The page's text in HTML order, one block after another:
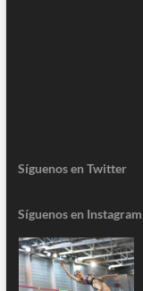
Síguenos en Twitter
Síguenos en Instagram